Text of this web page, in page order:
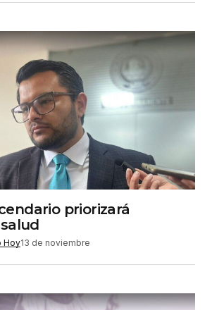
priorizará
Hoy13 de noviembre